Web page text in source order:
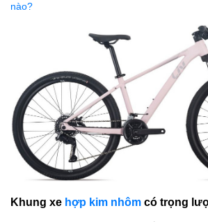
nào?
Khung xe hợp kim nhôm có trọng